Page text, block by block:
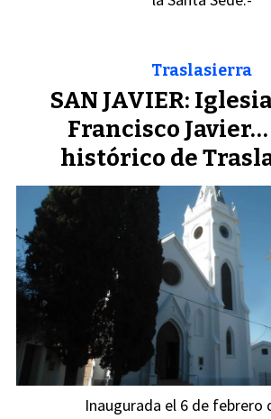
SAN JAVIER:
Francisco
histórico de
Traslasierra
Inaugurada el 6 de febrero